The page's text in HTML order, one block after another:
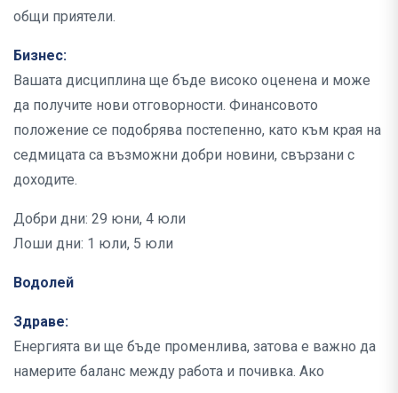
общи приятели.
Бизнес:
Вашата дисциплина ще бъде високо оценена и може
да получите нови отговорности. Финансовото
положение се подобрява постепенно, като към края на
седмицата са възможни добри новини, свързани с
доходите.
Добри дни: 29 юни, 4 юли
Лоши дни: 1 юли, 5 юли
Водолей
Здраве:
Енергията ви ще бъде променлива, затова е важно да
намерите баланс между работа и почивка. Ако